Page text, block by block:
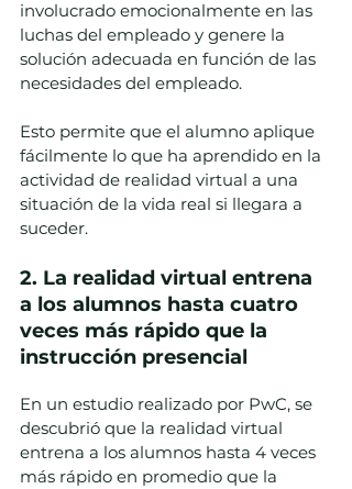
involucrado emocionalmente en las
luchas del empleado y genere la
solución adecuada en función de las
necesidades del empleado.
Esto permite que el alumno aplique
fácilmente lo que ha aprendido en la
actividad de realidad virtual a una
situación de la vida real si llegara a
suceder.
2. La realidad virtual entrena
a los alumnos hasta cuatro
veces más rápido que la
instrucción presencial
En un estudio realizado por PwC, se
descubrió que la realidad virtual
entrena a los alumnos hasta 4 veces
más rápido en promedio que la